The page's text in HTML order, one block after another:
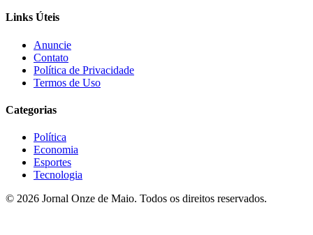
Links Úteis
Anuncie
Contato
Política de Privacidade
Termos de Uso
Categorias
Política
Economia
Esportes
Tecnologia
© 2026 Jornal Onze de Maio. Todos os direitos reservados.